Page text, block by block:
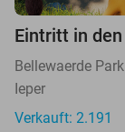
Eintritt in
Bellewaerde Park
Ieper
Verkauft: 2.191